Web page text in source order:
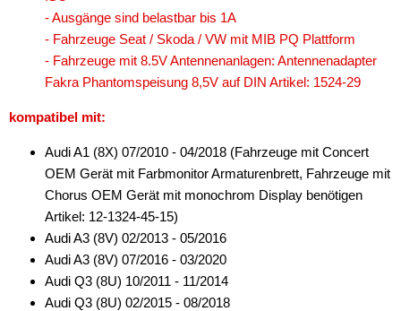
- Ausgänge sind belastbar bis 1A
- Fahrzeuge Seat / Skoda / VW mit MIB PQ Plattform
- Fahrzeuge mit 8.5V Antennenanlagen: Antennenadapter
Fakra Phantomspeisung 8,5V auf DIN Artikel: 1524-29
kompatibel mit:
Audi A1 (8X) 07/2010 - 04/2018 (Fahrzeuge mit Concert
OEM Gerät mit Farbmonitor Armaturenbrett, Fahrzeuge mit
Chorus OEM Gerät mit monochrom Display benötigen
Artikel: 12-1324-45-15)
Audi A3 (8V) 02/2013 - 05/2016
Audi A3 (8V) 07/2016 - 03/2020
Audi Q3 (8U) 10/2011 - 11/2014
Audi Q3 (8U) 02/2015 - 08/2018